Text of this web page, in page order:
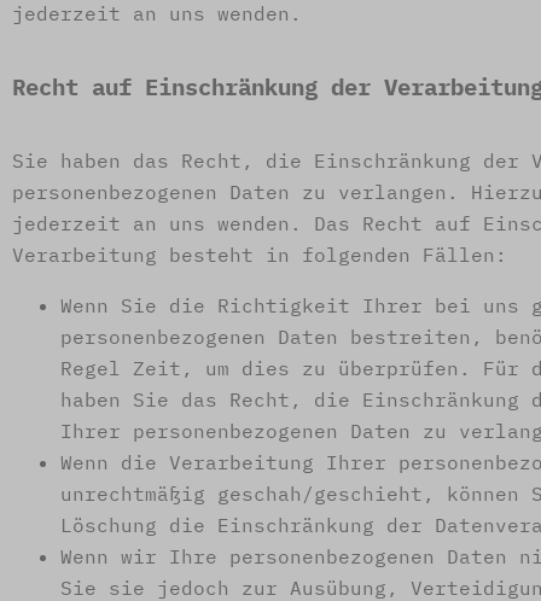
jederzeit an uns wenden.
Recht auf Einschränkung der
Sie haben das Recht, die Einschränkung der
personenbezogenen Daten zu verlangen.
jederzeit an uns wenden. Das Recht auf
Verarbeitung besteht in folgenden Fällen:
Wenn Sie die Richtigkeit Ihrer bei uns
personenbezogenen Daten bestreiten,
Regel Zeit, um dies zu überprüfen. Für
haben Sie das Recht, die Einschränkung
Ihrer personenbezogenen Daten zu
Wenn die Verarbeitung Ihrer
unrechtmäßig geschah/geschieht,
Löschung die Einschränkung der
Wenn wir Ihre personenbezogenen Daten
Sie sie jedoch zur Ausübung,